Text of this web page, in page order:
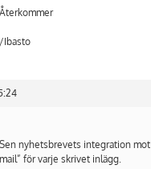
Återkommer
/Ibasto
Sen nyhetsbrevets integration
mail” för varje skrivet inlägg.